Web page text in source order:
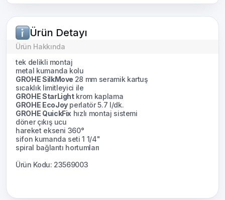
Ürün Detayı
Ürün Hakkında
tek delikli montaj
metal kumanda kolu
GROHE SilkMove 28 mm seramik kartuş
sıcaklık limitleyici ile
GROHE StarLightkrom kaplama
GROHE EcoJoyperlatör 5.7 l/dk.
GROHE QuickFix hızlı montaj sistemi
döner çıkış ucu
hareket ekseni 360°
sifon kumanda seti 1 1/4"
spiral bağlantı hortumları
Ürün Kodu: 23569003